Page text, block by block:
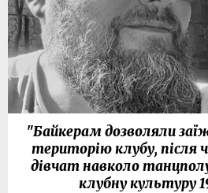
"Байкерам дозволяли
територію клубу, після
дівчат навколо
клубну культуру